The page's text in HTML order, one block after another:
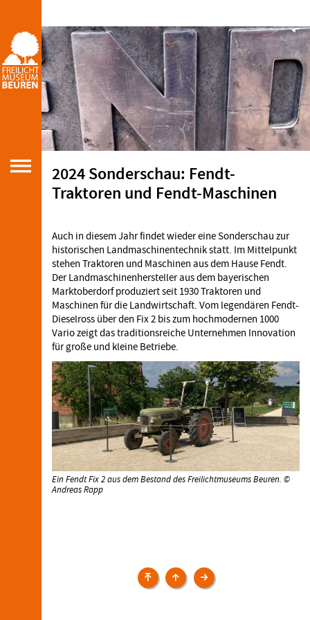
2024 Sonderschau: Fendt-
Traktoren und Fendt-Maschinen
Auch in diesem Jahr findet wieder eine Sonderschau zur
historischen Landmaschinentechnik statt. Im Mittelpunkt
stehen Traktoren und Maschinen aus dem Hause Fendt.
Der Landmaschinenhersteller aus dem bayerischen
Marktoberdorf produziert seit 1930 Traktoren und
Maschinen für die Landwirtschaft. Vom legendären Fendt-
Dieselross über den Fix 2 bis zum hochmodernen 1000
Vario zeigt das traditionsreiche Unternehmen Innovation
für große und kleine Betriebe.
Ein Fendt Fix 2 aus dem Bestand des Freilichtmuseums Beuren. ©
Andreas Rapp
Veranstaltungen
Veranstaltungen
›
2022
Sonderschauen: